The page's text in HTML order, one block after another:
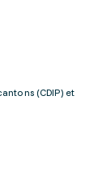
(CDIP) et